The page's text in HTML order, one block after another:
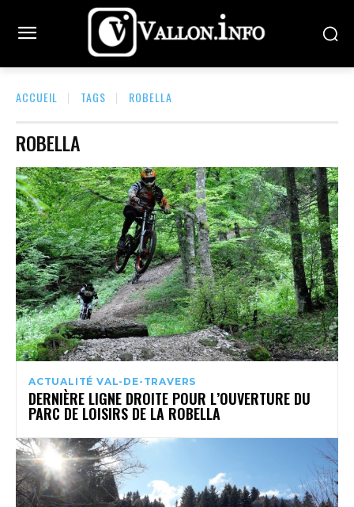
ACCUEIL TAGS ROBELLA
ROBELLA
ACTUALITÉ VAL-DE-TRAVERS
DERNIÈRE LIGNE DROITE POUR L’OUVERTURE DU
PARC DE LOISIRS DE LA ROBELLA